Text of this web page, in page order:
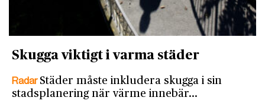
Skugga viktigt i varma städer
Radar Städer måste inkludera skugga i sin
stadsplanering när värme innebär…